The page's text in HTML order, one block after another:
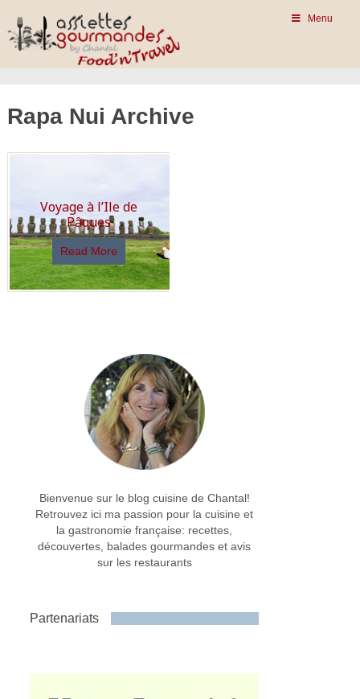
Menu
Rapa Nui Archive
Voyage à l’Ile de
Pâques
Read More
Bienvenue sur le blog cuisine de Chantal!
Retrouvez ici ma passion pour la cuisine et
la gastronomie française: recettes,
découvertes, balades gourmandes et avis
sur les restaurants
Partenariats